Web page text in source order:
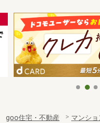
goo住宅・不動産 マンシ